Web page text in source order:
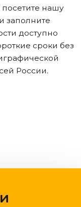
нашу
заполните
доступно
сроки без
России.